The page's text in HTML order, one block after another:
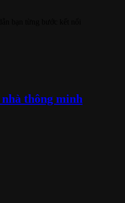
thông minh